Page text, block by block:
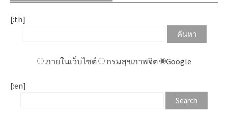
[:th]
ภายในเว็บไซต์ กรมสุขภาพจิต Google
[:en]